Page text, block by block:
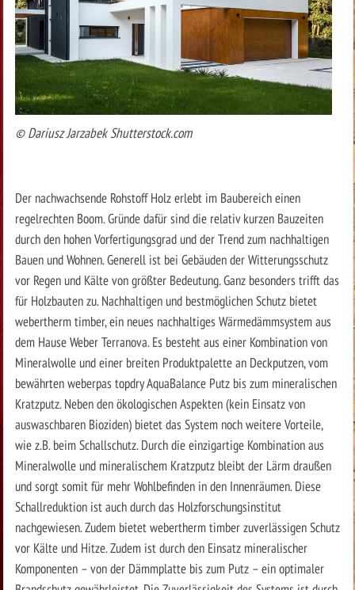
© Dariusz Jarzabek Shutterstock.com
Der nachwachsende Rohstoff Holz erlebt im Baubereich einen
regelrechten Boom. Gründe dafür sind die relativ kurzen Bauzeiten
durch den hohen Vorfertigungsgrad und der Trend zum nachhaltigen
Bauen und Wohnen. Generell ist bei Gebäuden der Witterungsschutz
vor Regen und Kälte von größter Bedeutung. Ganz besonders trifft das
für Holzbauten zu. Nachhaltigen und bestmöglichen Schutz bietet
webertherm timber, ein neues nachhaltiges Wärmedämmsystem aus
dem Hause Weber Terranova. Es besteht aus einer Kombination von
Mineralwolle und einer breiten Produktpalette an Deckputzen, vom
bewährten weberpas topdry AquaBalance Putz bis zum mineralischen
Kratzputz. Neben den ökologischen Aspekten (kein Einsatz von
auswaschbaren Bioziden) bietet das System noch weitere Vorteile,
wie z.B. beim Schallschutz. Durch die einzigartige Kombination aus
Mineralwolle und mineralischem Kratzputz bleibt der Lärm draußen
und sorgt somit für mehr Wohlbefinden in den Innenräumen. Diese
Schallreduktion ist auch durch das Holzforschungsinstitut
nachgewiesen. Zudem bietet webertherm timber zuverlässigen Schutz
vor Kälte und Hitze. Zudem ist durch den Einsatz mineralischer
Komponenten – von der Dämmplatte bis zum Putz – ein optimaler